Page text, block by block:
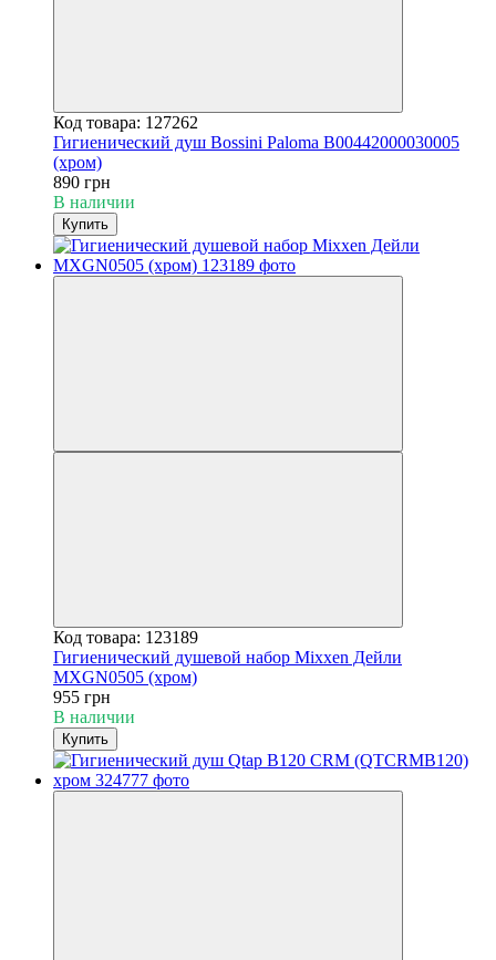
Код товара: 127262
Гигиенический душ Bossini Paloma B00442000030005
(хром)
890 грн
В наличии
Купить
Код товара: 123189
Гигиенический душевой набор Mixxen Дейли
MXGN0505 (хром)
955 грн
В наличии
Купить